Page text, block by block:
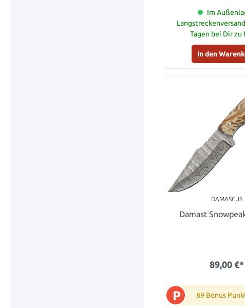
Im
Tagen bei Dir zu
In den
DAMASCUS
Damast
89,00 €*
P 89 Bonus